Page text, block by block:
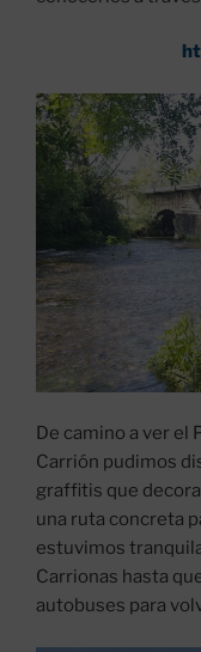
De camino a ver el
Carrión pudimos
graffitis que
una ruta concreta
estuvimos
Carrionas hasta
autobuses para